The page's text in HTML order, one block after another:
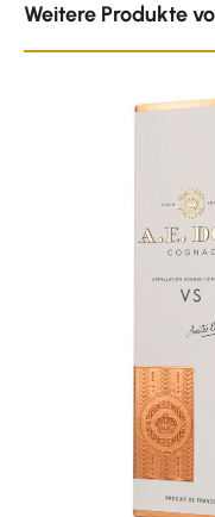
Weitere Produkte